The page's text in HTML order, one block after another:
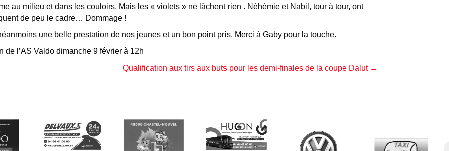
au milieu et dans les couloirs. Mais les « violets » ne lâchent rien . Néhémie et Nabil, tour à tour, ont
de peu le cadre… Dommage !
une belle prestation de nos jeunes et un bon point pris. Merci à Gaby pour la touche.
l’AS Valdo dimanche 9 février à 12h
Qualification aux tirs aux buts pour les demi-finales de la coupe Dalut →